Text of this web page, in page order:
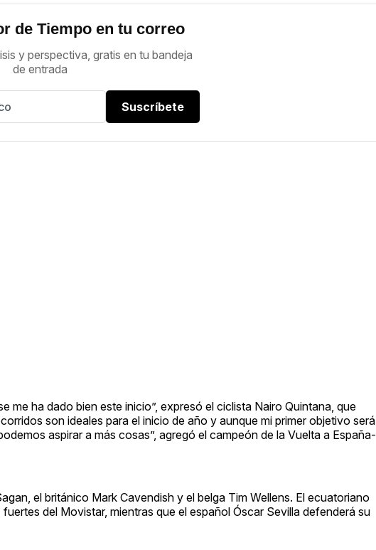
de Tiempo en tu correo
y perspectiva, gratis en tu bandeja
de entrada
Suscríbete
me ha dado bien este inicio”, expresó el ciclista Nairo Quintana, que
son ideales para el inicio de año y aunque mi primer objetivo será
aspirar a más cosas”, agregó el campeón de la Vuelta a España-
el británico Mark Cavendish y el belga Tim Wellens. El ecuatoriano
del Movistar, mientras que el español Óscar Sevilla defenderá su